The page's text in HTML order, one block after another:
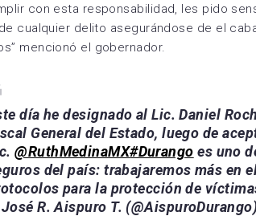
con esta responsabilidad, les pido
cualquier delito asegurándose de el
mencionó el gobernador.
día he designado al Lic. Daniel
General del Estado, luego de
@RuthMedinaMX#Durango es uno
del país: trabajaremos más en
para la protección de
R. Aispuro T.